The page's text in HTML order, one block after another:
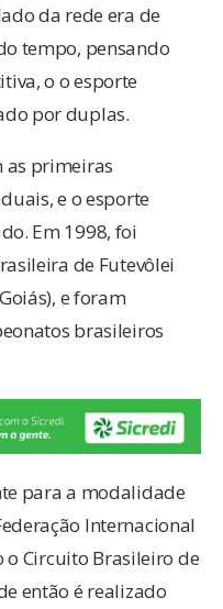
da rede era de
tempo, pensando
o o esporte
por duplas.
as primeiras
e o esporte
Em 1998, foi
de Futevôlei
e foram
brasileiros
para a modalidade
Internacional
o Circuito Brasileiro de
então é realizado